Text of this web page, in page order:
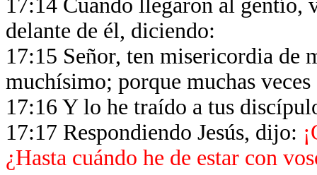
17:14 Cuando llegaron al gentío,
delante de él, diciendo:
17:15 Señor, ten misericordia de
muchísimo; porque muchas
17:16 Y lo he traído a tus
17:17 Respondiendo Jesús, dijo:
¿Hasta cuándo he de estar con